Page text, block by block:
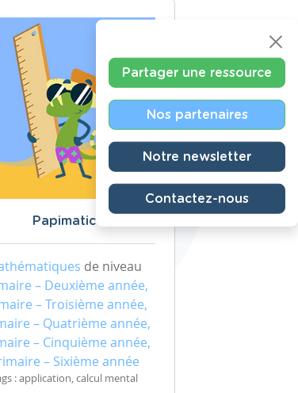
Papimatic
de niveau
– Deuxième année,
– Troisième année,
– Quatrième année,
– Cinquième année,
– Sixième année
: application, calcul mental
Partager une ressource
Nos partenaires
Notre newsletter
Contactez-nous